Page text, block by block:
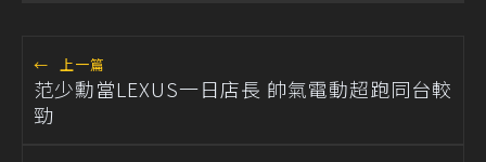
← 上一篇
范少勳當LEXUS一日店長 帥氣電動超跑同台較
勁